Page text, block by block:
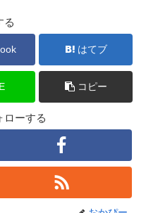
る
はてブ
コピー
ローする